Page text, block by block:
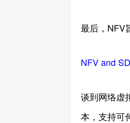
最后，NFV
NFV and
谈到网络虚
本，支持可